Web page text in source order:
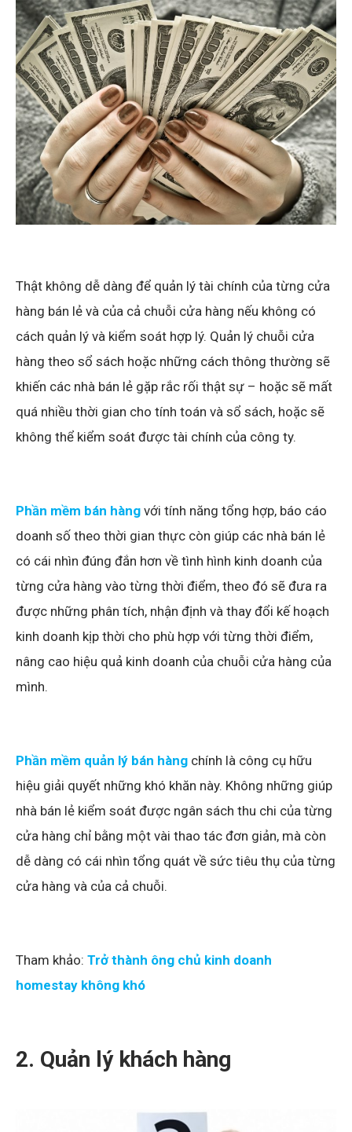
Thật không dễ dàng để quản lý tài chính của từng cửa
hàng bán lẻ và của cả chuỗi cửa hàng nếu không có
cách quản lý và kiểm soát hợp lý. Quản lý chuỗi cửa
hàng theo sổ sách hoặc những cách thông thường sẽ
khiến các nhà bán lẻ gặp rắc rối thật sự – hoặc sẽ mất
quá nhiều thời gian cho tính toán và sổ sách, hoặc sẽ
không thể kiểm soát được tài chính của công ty.
Phần mềm bán hàng với tính năng tổng hợp, báo cáo
doanh số theo thời gian thực còn giúp các nhà bán lẻ
có cái nhìn đúng đắn hơn về tình hình kinh doanh của
từng cửa hàng vào từng thời điểm, theo đó sẽ đưa ra
được những phân tích, nhận định và thay đổi kế hoạch
kinh doanh kịp thời cho phù hợp với từng thời điểm,
nâng cao hiệu quả kinh doanh của chuỗi cửa hàng của
mình.
Phần mềm quản lý bán hàng chính là công cụ hữu
hiệu giải quyết những khó khăn này. Không những giúp
nhà bán lẻ kiểm soát được ngân sách thu chi của từng
cửa hàng chỉ bằng một vài thao tác đơn giản, mà còn
dễ dàng có cái nhìn tổng quát về sức tiêu thụ của từng
cửa hàng và của cả chuỗi.
Tham khảo: Trở thành ông chủ kinh doanh
homestay không khó
2. Quản lý khách hàng